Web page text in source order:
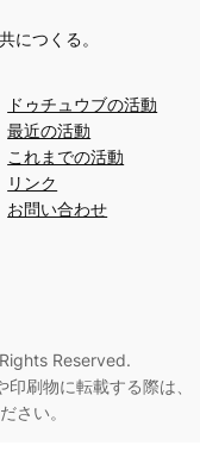
につくる。
ドゥチュウブの活動
最近の活動
これまでの活動
リンク
お問い合わせ
Reserved.
刷物に転載する際は、
さい。